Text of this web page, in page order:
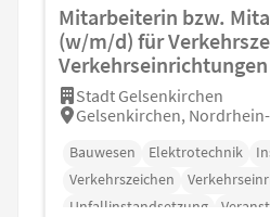
Mitarbeiterin bzw.
(w/m/d) für
Verkehrseinrichtungen
Stadt Gelsenkirchen
Gelsenkirchen,
Bauwesen Elektrotechnik
Verkehrszeichen
Unfallinstandsetzung